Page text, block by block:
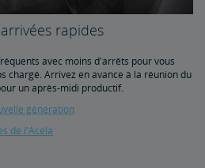
rapides
avec moins d'arrêts pour vous
chargé. Arrivez en avance à la réunion du
un après-midi productif.
génération
de l'Acela